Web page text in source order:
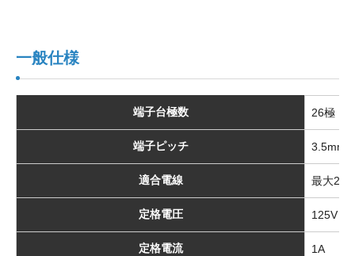
一般仕様
端子台極数 26極
端子ピッチ 3.5mm
適合電線 最大
定格電圧 125V
定格電流 1A